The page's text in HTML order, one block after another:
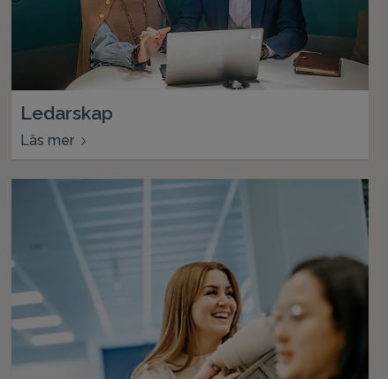
Ledarskap
Läs mer